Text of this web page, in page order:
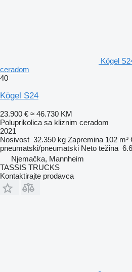
Kögel
ceradom
40
Kögel S24
23.900 € ≈ 46.730 KM
Poluprikolica sa kliznim ceradom
2021
Nosivost 32.350 kg Zapremina 102 m³
pneumatski/pneumatski Neto težina
Njemačka, Mannheim
TASSIS TRUCKS
Kontaktirajte prodavca